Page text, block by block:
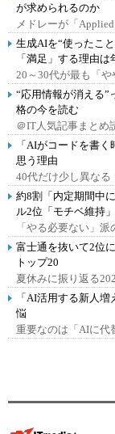
が求められるのか
メドレーが「
生成AIを“使ったこ
「満足」する理由
20～30代が最も「や
“応用情報が消える
格の今を読む
＠IT人気記事まとめ
「AIがコードを書
思う理由
40代だけ少し異なる
約8割「内定期間中
ル2位「モチベ維持
「やる必要ない」派
富士通を抜いて2位
トップ20
夏休みに振り返る
「AI活用する新人
悩
重要なのは「AIに代